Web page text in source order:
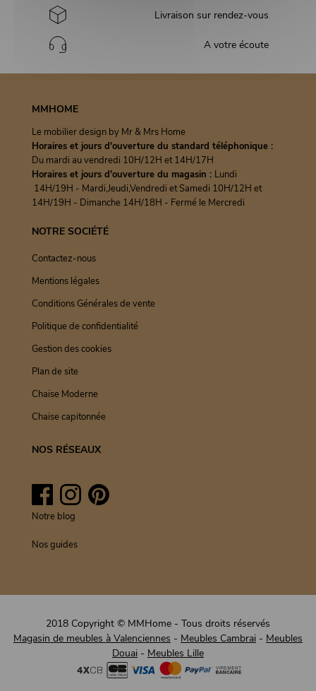
Livraison sur rendez-vous
A votre écoute
MMHOME
Le mobilier design by Mr & Mrs Home
Horaires et jours d'ouverture du standard téléphonique :
Du mardi au vendredi 10H/12H et 14H/17H
Horaires et jours d'ouverture du magasin : Lundi
14H/19H - Mardi,Jeudi,Vendredi et Samedi 10H/12H et
14H/19H - Dimanche 14H/18H - Fermé le Mercredi
NOTRE SOCIÉTÉ
Contactez-nous
Mentions légales
Conditions Générales de vente
Politique de confidentialité
Gestion des cookies
Plan de site
Chaise Moderne
Chaise capitonnée
NOS RÉSEAUX
FacebookInstagramPinterest
Notre blog
Nos guides
2018 Copyright © MMHome - Tous droits réservés
Magasin de meubles à Valenciennes - Meubles Cambrai - Meubles
Douai - Meubles Lille